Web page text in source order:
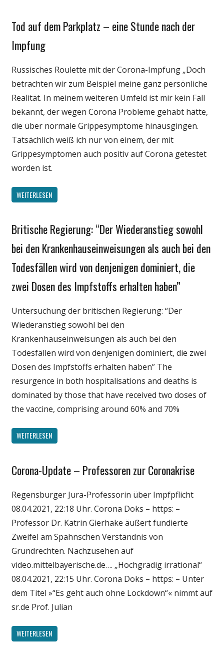
Gesellschaft
Medien
Politik
Wirtschaft
Wissenschaft
Tod auf dem Parkplatz – eine Stunde nach der
Impfung
Russisches Roulette mit der Corona-Impfung „Doch
betrachten wir zum Beispiel meine ganz persönliche
Realität. In meinem weiteren Umfeld ist mir kein Fall
bekannt, der wegen Corona Probleme gehabt hätte,
die über normale Grippesymptome hinausgingen.
Tatsächlich weiß ich nur von einem, der mit
Grippesymptomen auch positiv auf Corona getestet
worden ist.
WEITERLESEN
Gesellschaft
Wirtschaft
Wissenschaft
Britische Regierung: “Der Wiederanstieg sowohl
bei den Krankenhauseinweisungen als auch bei den
Todesfällen wird von denjenigen dominiert, die
zwei Dosen des Impfstoffs erhalten haben”
Untersuchung der britischen Regierung: “Der
Wiederanstieg sowohl bei den
Krankenhauseinweisungen als auch bei den
Todesfällen wird von denjenigen dominiert, die zwei
Dosen des Impfstoffs erhalten haben” The
resurgence in both hospitalisations and deaths is
dominated by those that have received two doses of
the vaccine, comprising around 60% and 70%
WEITERLESEN
Gesellschaft
Politik
Wirtschaft
Wissenschaft
Corona-Update – Professoren zur Coronakrise
Regensburger Jura-Professorin über Impfpflicht
08.04.2021, 22:18 Uhr. Corona Doks – https: –
Professor Dr. Katrin Gierhake äußert fundierte
Zweifel am Spahnschen Verständnis von
Grundrechten. Nachzusehen auf
video.mittelbayerische.de…. „Hochgradig irrational“
08.04.2021, 22:15 Uhr. Corona Doks – https: – Unter
dem Titel »“Es geht auch ohne Lockdown“« nimmt auf
sr.de Prof. Julian
WEITERLESEN